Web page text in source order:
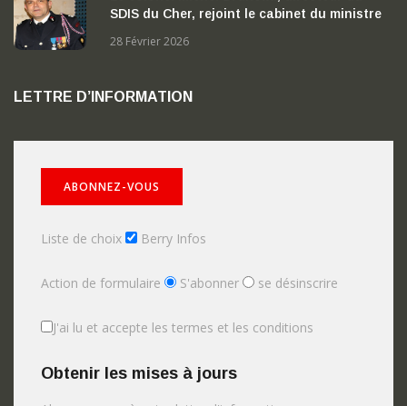
SDIS du Cher, rejoint le cabinet du ministre
28 Février 2026
LETTRE D’INFORMATION
Liste de choix Berry Infos
Action de formulaire S'abonner se désinscrire
J'ai lu et accepte les termes et les conditions
Obtenir les mises à jours